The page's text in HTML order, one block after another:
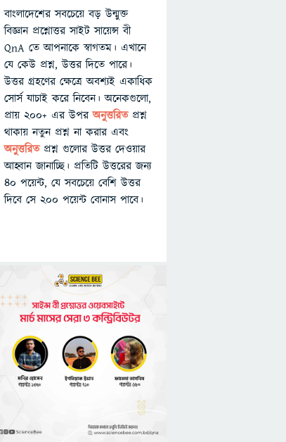
বাংলাদেশের সবচেয়ে বড় উন্মুক্ত
বিজ্ঞান প্রশ্নোত্তর সাইট সায়েন্স বী
QnA তে আপনাকে স্বাগতম। এখানে
যে কেউ প্রশ্ন, উত্তর দিতে পারে।
উত্তর গ্রহণের ক্ষেত্রে অবশ্যই একাধিক
সোর্স যাচাই করে নিবেন। অনেকগুলো,
প্রায় ২০০+ এর উপরঅনুত্তরিতপ্রশ্ন
থাকায় নতুন প্রশ্ন না করার এবং
অনুত্তরিত প্রশ্ন গুলোর উত্তর দেওয়ার
আহ্বান জানাচ্ছি। প্রতিটি উত্তরের জন্য
৪০ পয়েন্ট, যে সবচেয়ে বেশি উত্তর
দিবে সে ২০০ পয়েন্ট বোনাস পাবে।